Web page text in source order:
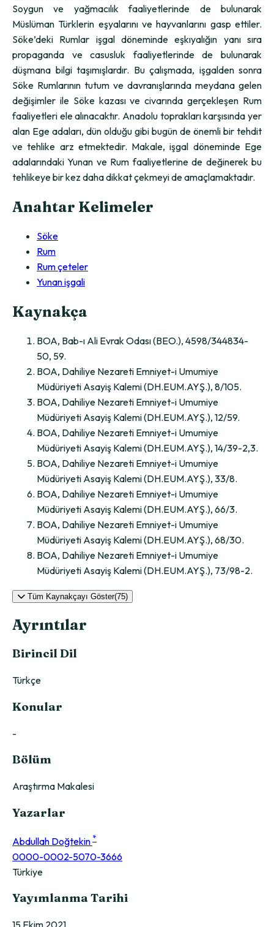
Soygun ve yağmacılık faaliyetlerinde de bulunarak
Müslüman Türklerin eşyalarını ve hayvanlarını gasp ettiler.
Söke’deki Rumlar işgal döneminde eşkıyalığın yanı sıra
propaganda ve casusluk faaliyetlerinde de bulunarak
düşmana bilgi taşımışlardır. Bu çalışmada, işgalden sonra
Söke Rumlarının tutum ve davranışlarında meydana gelen
değişimler ile Söke kazası ve civarında gerçekleşen Rum
faaliyetleri ele alınacaktır. Anadolu toprakları karşısında yer
alan Ege adaları, dün olduğu gibi bugün de önemli bir tehdit
ve tehlike arz etmektedir. Makale, işgal döneminde Ege
adalarındaki Yunan ve Rum faaliyetlerine de değinerek bu
tehlikeye bir kez daha dikkat çekmeyi de amaçlamaktadır.
Anahtar Kelimeler
Söke
Rum
Rum çeteler
Yunan işgali
Kaynakça
BOA, Bab-ı Ali Evrak Odası (BEO.), 4598/344834-
50, 59.
BOA, Dahiliye Nezareti Emniyet-i Umumiye
Müdüriyeti Asayiş Kalemi (DH.EUM.AYŞ.), 8/105.
BOA, Dahiliye Nezareti Emniyet-i Umumiye
Müdüriyeti Asayiş Kalemi (DH.EUM.AYŞ.), 12/59.
BOA, Dahiliye Nezareti Emniyet-i Umumiye
Müdüriyeti Asayiş Kalemi (DH.EUM.AYŞ.), 14/39-2,3.
BOA, Dahiliye Nezareti Emniyet-i Umumiye
Müdüriyeti Asayiş Kalemi (DH.EUM.AYŞ.), 33/8.
BOA, Dahiliye Nezareti Emniyet-i Umumiye
Müdüriyeti Asayiş Kalemi (DH.EUM.AYŞ.), 66/3.
BOA, Dahiliye Nezareti Emniyet-i Umumiye
Müdüriyeti Asayiş Kalemi (DH.EUM.AYŞ.), 68/30.
BOA, Dahiliye Nezareti Emniyet-i Umumiye
Müdüriyeti Asayiş Kalemi (DH.EUM.AYŞ.), 73/98-2.
Tüm Kaynakçayı Göster(75)
Ayrıntılar
Birincil Dil
Türkçe
Konular
-
Bölüm
Araştırma Makalesi
Yazarlar
Abdullah Doğtekin *
0000-0002-5070-3666
Türkiye
Yayımlanma Tarihi